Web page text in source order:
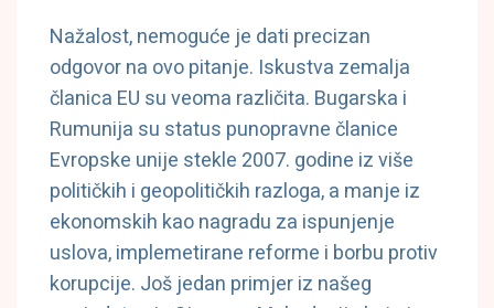
Nažalost, nemoguće je dati precizan
odgovor na ovo pitanje. Iskustva zemalja
članica EU su veoma različita. Bugarska i
Rumunija su status punopravne članice
Evropske unije stekle 2007. godine iz više
političkih i geopolitičkih razloga, a manje iz
ekonomskih kao nagradu za ispunjenje
uslova, implemetirane reforme i borbu protiv
korupcije. Još jedan primjer iz našeg